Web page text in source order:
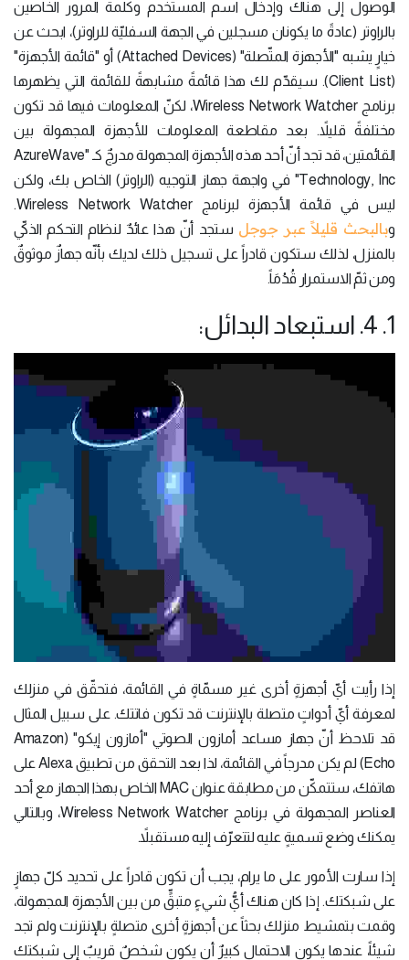
الوصول إلى هناك وإدخال اسم المستخدم وكلمة المرور الخاصين
بالراوتر (عادةً ما يكونان مسجلين في الجهة السفليّة للراوتر)، ابحث عن
خيارٍ يشبه "الأجهزة المتّصلة" (Attached Devices) أو "قائمة الأجهزة"
(Client List). سيقدّم لك هذا قائمةً مشابهةً للقائمة التي يظهرها
برنامج Wireless Network Watcher، لكنّ المعلومات فيها قد تكون
مختلفةً قليلاً. بعد مقاطعة المعلومات للأجهزة المجهولة بين
القائمتين، قد تجد أنّ أحد هذه الأجهزة المجهولة مدرجٌ كـ "AzureWave
Technology, Inc" في واجهة جهاز التوجيه (الراوتر) الخاص بك، ولكن
ليس في قائمة الأجهزة لبرنامج Wireless Network Watcher.
وبالبحث قليلاً عبر جوجل ستجد أنّ هذا عائدٌ لنظام التحكم الذكيّ
بالمنزل، لذلك ستكون قادراً على تسجيل ذلك لديك بأنّه جهازٌ موثوقٌ
ومن ثمّ الاستمرار قُدُمَاً.
1. 4. استبعاد البدائل:
إذا رأيت أيّ أجهزةٍ أخرى غير مسمّاةٍ في القائمة، فتحقّق في منزلك
لمعرفة أيّ أدواتٍ متصلة بالإنترنت قد تكون فاتتك. على سبيل المثال
قد تلاحظ أنّ جهاز مساعد أمازون الصوتي "أمازون إيكو" (Amazon
Echo) لم يكن مدرجاً في القائمة، لذا بعد التحقق من تطبيق Alexa على
هاتفك، ستتمكّن من مطابقة عنوان MAC الخاص بهذا الجهاز مع أحد
العناصر المجهولة في برنامج Wireless Network Watcher، وبالتالي
يمكنك وضع تسميةٍ عليه لتتعرّف إليه مستقبلاً.
إذا سارت الأمور على ما يرام، يجب أن تكون قادراً على تحديد كلّ جهازٍ
على شبكتك. إذا كان هناك أيُّ شيءٍ متبقٍّ من بين الأجهزة المجهولة،
وقمت بتمشيط منزلك بحثاً عن أجهزةٍ أخرى متصلةٍ بالإنترنت ولم تجد
شيئاً، عندها يكون الاحتمال كبيرٌ أن يكون شخصٌ قريبٌ إلى شبكتك